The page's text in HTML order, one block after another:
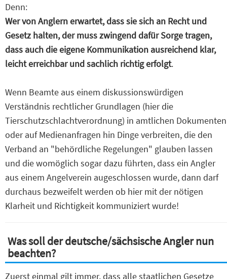
Denn:
Wer von Anglern erwartet, dass sie sich an Recht und
Gesetz halten, der muss zwingend dafür Sorge tragen,
dass auch die eigene Kommunikation ausreichend klar,
leicht erreichbar und sachlich richtig erfolgt.
Wenn Beamte aus einem diskussionswürdigen
Verständnis rechtlicher Grundlagen (hier die
Tierschutzschlachtverordnung) in amtlichen Dokumenten
oder auf Medienanfragen hin Dinge verbreiten, die den
Verband an "behördliche Regelungen" glauben lassen
und die womöglich sogar dazu führten, dass ein Angler
aus einem Angelverein augeschlossen wurde, dann darf
durchaus bezweifelt werden ob hier mit der nötigen
Klarheit und Richtigkeit kommuniziert wurde!
Was soll der deutsche/sächsische Angler nun
beachten?
Zuerst einmal gilt immer, dass alle staatlichen Gesetze